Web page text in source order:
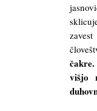
čakre.
višjo